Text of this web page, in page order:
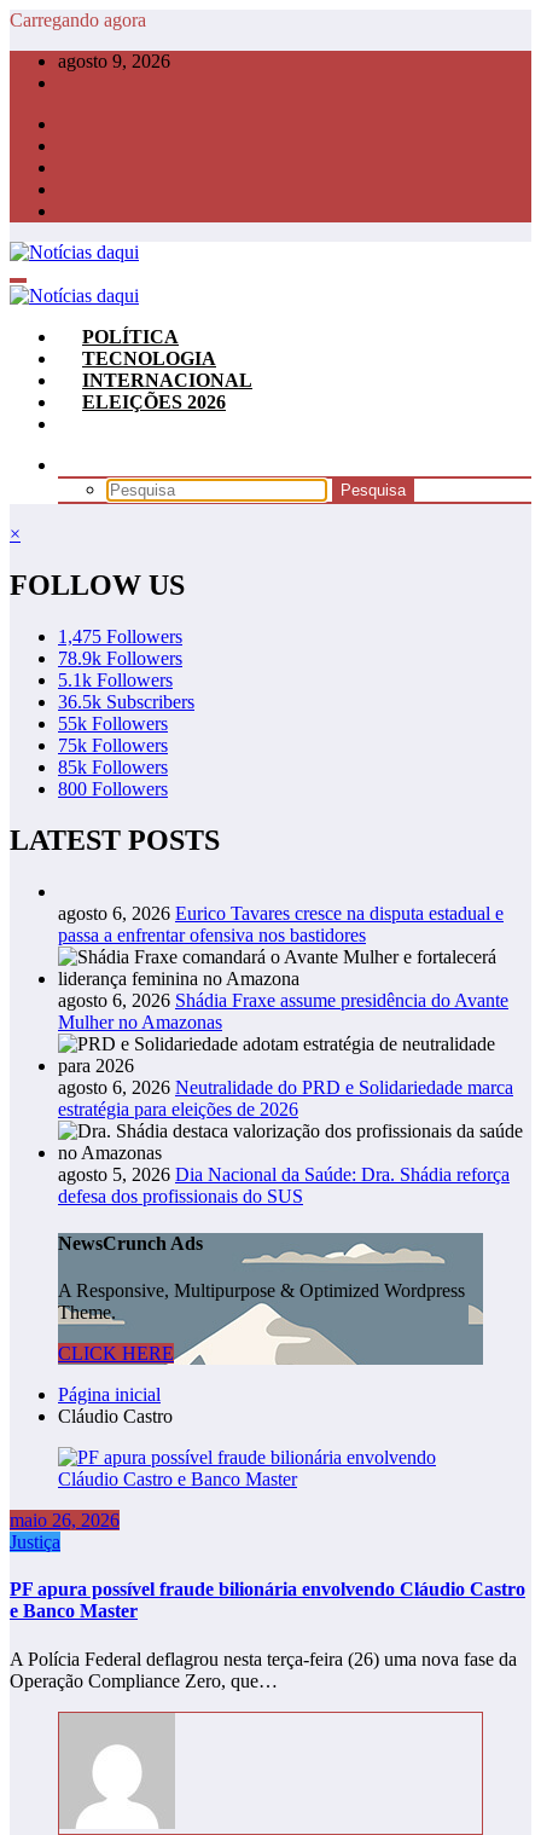
Pular
conteúdo
Carregando agora
agosto 9, 2026
POLÍTICA
TECNOLOGIA
INTERNACIONAL
ELEIÇÕES 2026
×
FOLLOW US
1,475 Followers
78.9k Followers
5.1k Followers
36.5k Subscribers
55k Followers
75k Followers
85k Followers
800 Followers
LATEST POSTS
agosto 6, 2026 Eurico Tavares cresce na disputa estadual e
passa a enfrentar ofensiva nos bastidores
agosto 6, 2026 Shádia Fraxe assume presidência do Avante
Mulher no Amazonas
agosto 6, 2026 Neutralidade do PRD e Solidariedade marca
estratégia para eleições de 2026
agosto 5, 2026 Dia Nacional da Saúde: Dra. Shádia reforça
defesa dos profissionais do SUS
NewsCrunch Ads
A Responsive, Multipurpose & Optimized Wordpress
Theme.
CLICK HERE
Página inicial
Cláudio Castro
maio 26, 2026
Justiça
PF apura possível fraude bilionária envolvendo Cláudio Castro
e Banco Master
A Polícia Federal deflagrou nesta terça-feira (26) uma nova fase da
Operação Compliance Zero, que…